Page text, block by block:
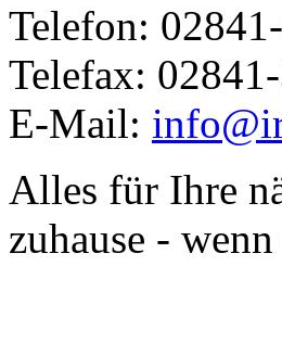
Telefon:
Telefax:
E-Mail:
Alles für Ihre
zuhause -